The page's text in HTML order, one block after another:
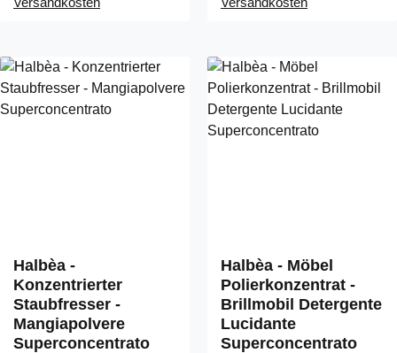
Halbèa -
Konzentrierter
Staubfresser -
Mangiapolvere
Superconcentrato
Halbèa - Möbel
Polierkonzentrat -
Brillmobil Detergente
Lucidante
Superconcentrato